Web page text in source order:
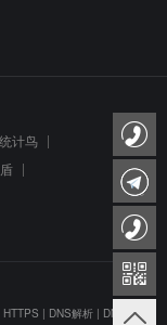
统计鸟
HTTPS | DNS解析 | DNS防劫